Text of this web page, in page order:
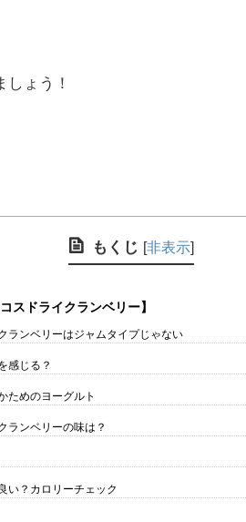
ょう！
もくじ [非表示]
スドライクランベリー】
ランベリーはジャムタイプじゃない
感じる？
ためのヨーグルト
ランベリーの味は？
い？カロリーチェック